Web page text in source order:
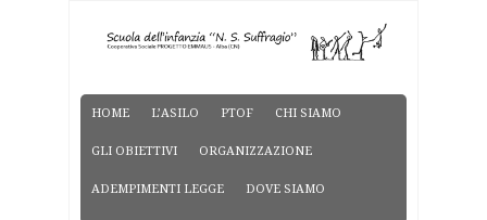
HOME L’ASILO PTOF CHI SIAMO
GLI OBIETTIVI ORGANIZZAZIONE
ADEMPIMENTI LEGGE DOVE SIAMO